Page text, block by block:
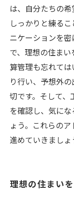
は、自分たちの
しっかりと練る
ニケーションを
で、理想の住ま
算管理も忘れて
り行い、予想外
切です。そして
を確認し、気に
ょう。これらの
進めていきましょ
理想の住まい